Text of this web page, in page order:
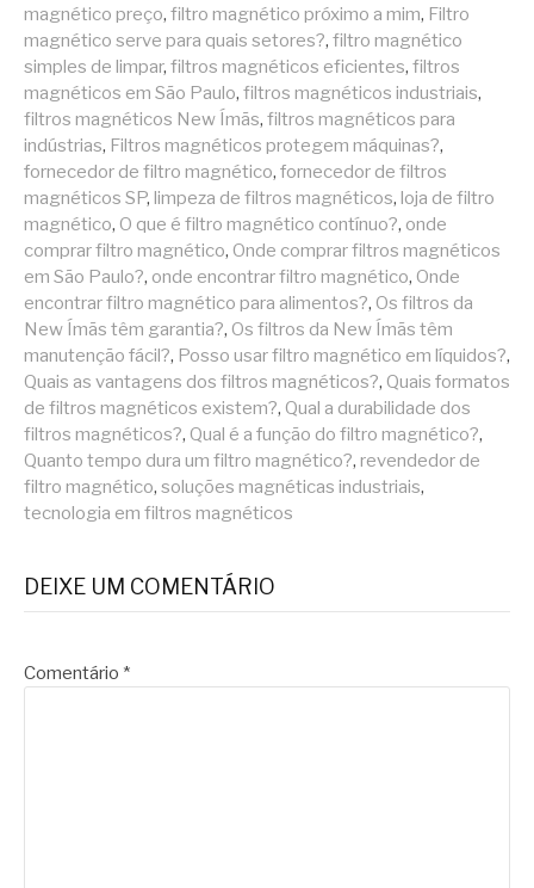
magnético preço, filtro magnético próximo a mim, Filtro
magnético serve para quais setores?, filtro magnético
simples de limpar, filtros magnéticos eficientes, filtros
magnéticos em São Paulo, filtros magnéticos industriais,
filtros magnéticos New Ímãs, filtros magnéticos para
indústrias, Filtros magnéticos protegem máquinas?,
fornecedor de filtro magnético, fornecedor de filtros
magnéticos SP, limpeza de filtros magnéticos, loja de filtro
magnético, O que é filtro magnético contínuo?, onde
comprar filtro magnético, Onde comprar filtros magnéticos
em São Paulo?, onde encontrar filtro magnético, Onde
encontrar filtro magnético para alimentos?, Os filtros da
New Ímãs têm garantia?, Os filtros da New Ímãs têm
manutenção fácil?, Posso usar filtro magnético em líquidos?,
Quais as vantagens dos filtros magnéticos?, Quais formatos
de filtros magnéticos existem?, Qual a durabilidade dos
filtros magnéticos?, Qual é a função do filtro magnético?,
Quanto tempo dura um filtro magnético?, revendedor de
filtro magnético, soluções magnéticas industriais,
tecnologia em filtros magnéticos
DEIXE UM COMENTÁRIO
Comentário *